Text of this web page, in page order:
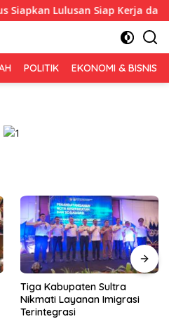
Lulusan Siap Kerja dan
POLITIK EKONOMI & BISNIS
Tiga Kabupaten Sultra
Nikmati Layanan Imigrasi
Terintegrasi